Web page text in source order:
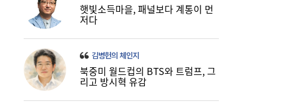
햇빛소득마을, 패널보다 계통이 먼
저다
김병헌의 체인지
북중미 월드컵의 BTS와 트럼프, 그
리고 방시혁 유감